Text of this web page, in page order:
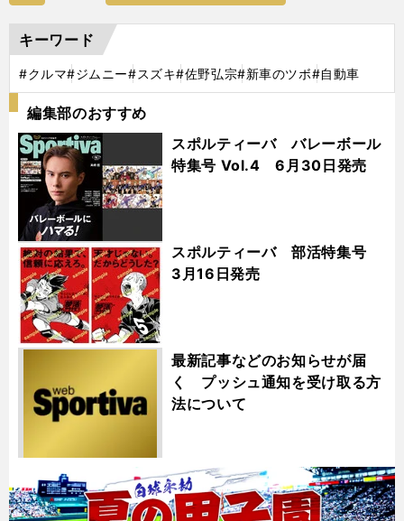
キーワード
#クルマ#ジムニー#スズキ#佐野弘宗#新車のツボ#自動車
編集部のおすすめ
スポルティーバ バレーボール
特集号 Vol.4 6月30日発売
スポルティーバ 部活特集号
3月16日発売
最新記事などのお知らせが届
く プッシュ通知を受け取る方
法について